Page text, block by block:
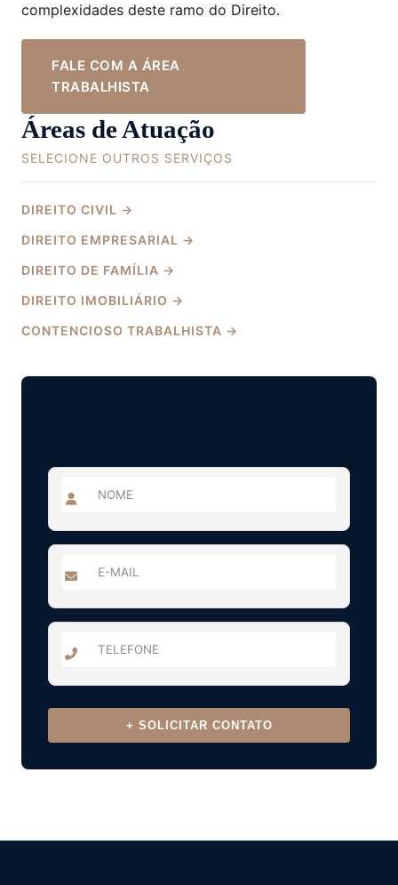
complexidades deste ramo do Direito.
FALE COM A ÁREA
TRABALHISTA
Áreas de Atuação
SELECIONE OUTROS SERVIÇOS
DIREITO CIVIL →
DIREITO EMPRESARIAL →
DIREITO DE FAMÍLIA →
DIREITO IMOBILIÁRIO →
CONTENCIOSO TRABALHISTA →
+ SOLICITAR CONTATO